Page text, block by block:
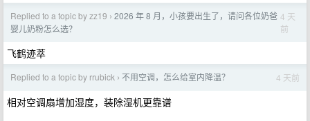
Replied to a topic by zz19 › 2026 年 8 月，小孩要出生了，请问各位奶爸
婴儿奶粉怎么选？
4 天
前
飞鹤迹萃
Replied to a topic by rrubick › 不用空调，怎么给室内降温？ 4 天前
相对空调扇增加湿度，装除湿机更靠谱